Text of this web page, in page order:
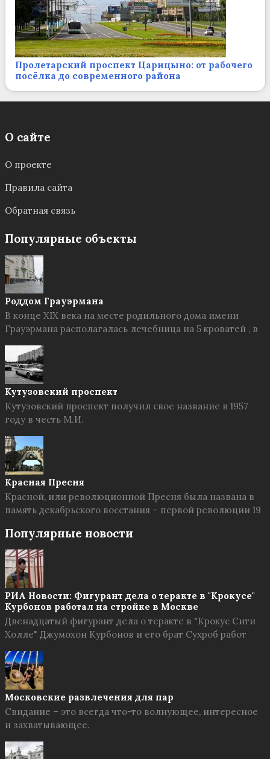
Пролетарский проспект Царицыно: от рабочего
посёлка до современного района
О сайте
О проекте
Правила сайта
Обратная связь
Популярные объекты
Роддом Грауэрмана
В конце XIX века на месте родильного дома имени
Грауэрмана располагалась лечебница на 5 кроватей , в
Кутузовский проспект
Кутузовский проспект получил свое название в 1957
году в честь М.И.
Красная Пресня
Красной, или революционной Пресня была названа в
память декабрьского восстания – первой революции 19
Популярные новости
РИА Новости: Фигурант дела о теракте в "Крокусе"
Курбонов работал на стройке в Москве
Двенадцатый фигурант дела о теракте в "Крокус Сити
Холле" Джумохон Курбонов и его брат Сухроб работ
Московские развлечения для пар
Свидание – это всегда что-то волнующее, интересное
и захватывающее.